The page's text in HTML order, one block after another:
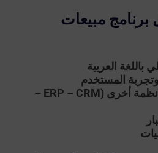
مبيعات
العربية
المستخدم
إمكانية الربط مع أنظمة أخرى (ERP – CRM –